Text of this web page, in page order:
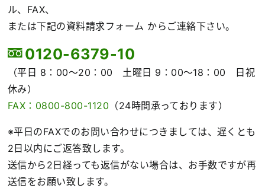
ル、FAX、
または下記の資料請求フォーム からご連絡下さい。
0120-6379-10
（平日 8：00～20：00 土曜日 9：00～18：00 日祝
休み）
FAX：0800-800-1120 （24時間承っております）
※平日のFAXでのお問い合わせにつきましては、遅くとも
2日以内にご返答致します。
送信から2日経っても返信がない場合は、お手数ですが再
送信をお願い致します。